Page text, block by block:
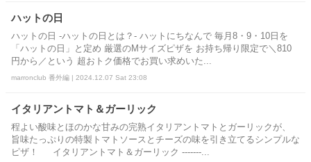
ハットの日
ハットの日 -ハットの日とは？- ハットにちなんで 毎月8・9・10日を
「ハットの日」と定め 厳選のMサイズピザを お持ち帰り限定で＼810
円から／という 超おトク価格でお買い求めいた...
marronclub 番外編 | 2024.12.07 Sat 23:08
イタリアントマト＆ガーリック
程よい酸味とほのかな甘みの完熟イタリアントマトとガーリックが、
旨味たっぷりの特製トマトソースとチーズの味を引き立てるシンプルな
ピザ！ イタリアントマト＆ガーリック -------...